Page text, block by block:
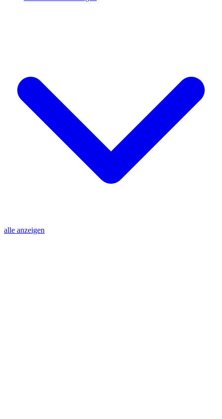
alle anzeigen